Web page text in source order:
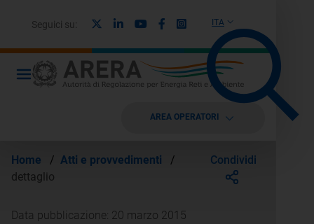
ITA
Seguici su: LinkedinYoutubeFacebook
Instagram
AREA OPERATORI
Home / Atti e provvedimenti
/
dettaglio
Condividi
Data pubblicazione: 20 marzo 2015